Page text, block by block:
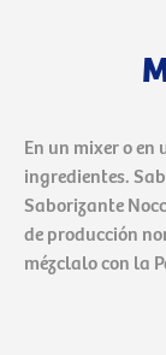
En un mixer o
ingredientes.
Saborizante
de producción
mézclalo con la